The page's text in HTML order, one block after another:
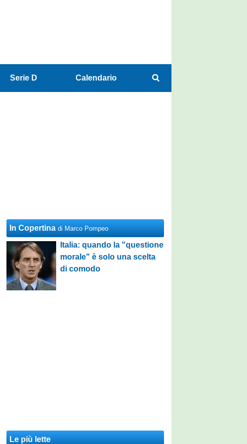
Serie D Calendario
In Copertina di Marco Pompeo
Italia: quando la "questione
morale" è solo una scelta
di comodo
Le più lette